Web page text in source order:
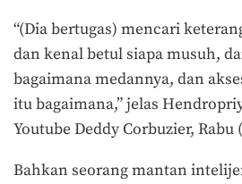
“(Dia bertugas) mencari
dan kenal betul siapa musuh,
bagaimana medannya, dan
itu bagaimana,” jelas
Youtube Deddy Corbuzier, Rabu
Bahkan seorang mantan